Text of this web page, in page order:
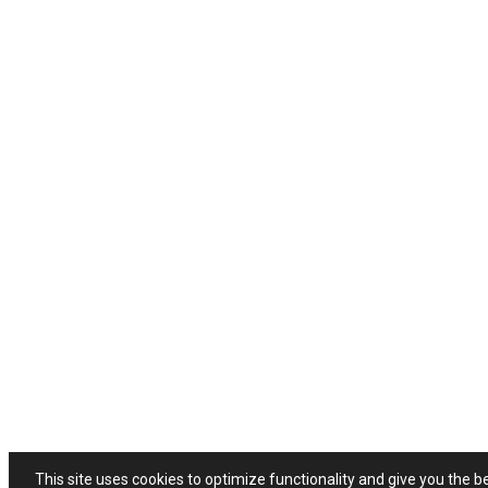
This site uses cookies to optimize functionality and give you the